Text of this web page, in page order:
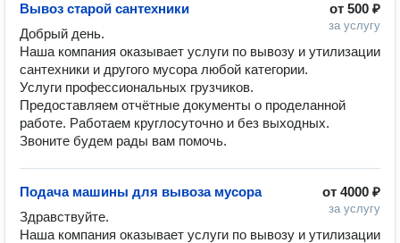
от 500 ₽
за услугу
Вывоз старой сантехники
Добрый день.
Наша компания оказывает услуги по вывозу и утилизации
сантехники и другого мусора любой категории.
Услуги профессиональных грузчиков.
Предоставляем отчётные документы о проделанной
работе. Работаем круглосуточно и без выходных.
Звоните будем рады вам помочь.
от 4000 ₽
за услугу
Подача машины для вывоза мусора
Здравствуйте.
Наша компания оказывает услуги по вывозу и утилизации